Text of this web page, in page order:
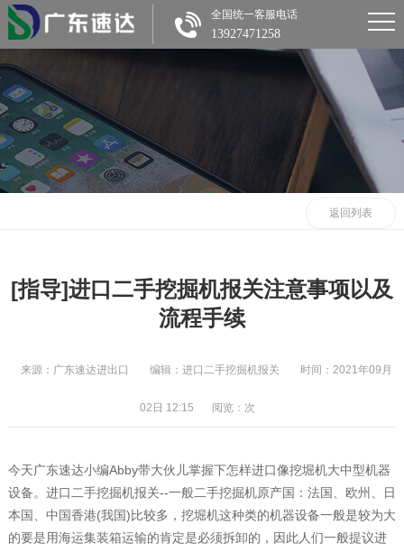
全国统一客服电话
13927471258
返回列表
[指导]进口二手挖掘机报关注意事项以及
流程手续
来源：广东速达进出口 编辑：进口二手挖掘机报关 时间：2021年09月
02日 12:15 阅览： 次
今天广东速达小编Abby带大伙儿掌握下怎样进口像挖堀机大中型机器
设备。进口二手挖掘机报关--一般二手挖掘机原产国：法国、欧州、日
本国、中国香港(我国)比较多，挖堀机这种类的机器设备一般是较为大
的要是用海运集装箱运输的肯定是必须拆卸的，因此人们一般提议进